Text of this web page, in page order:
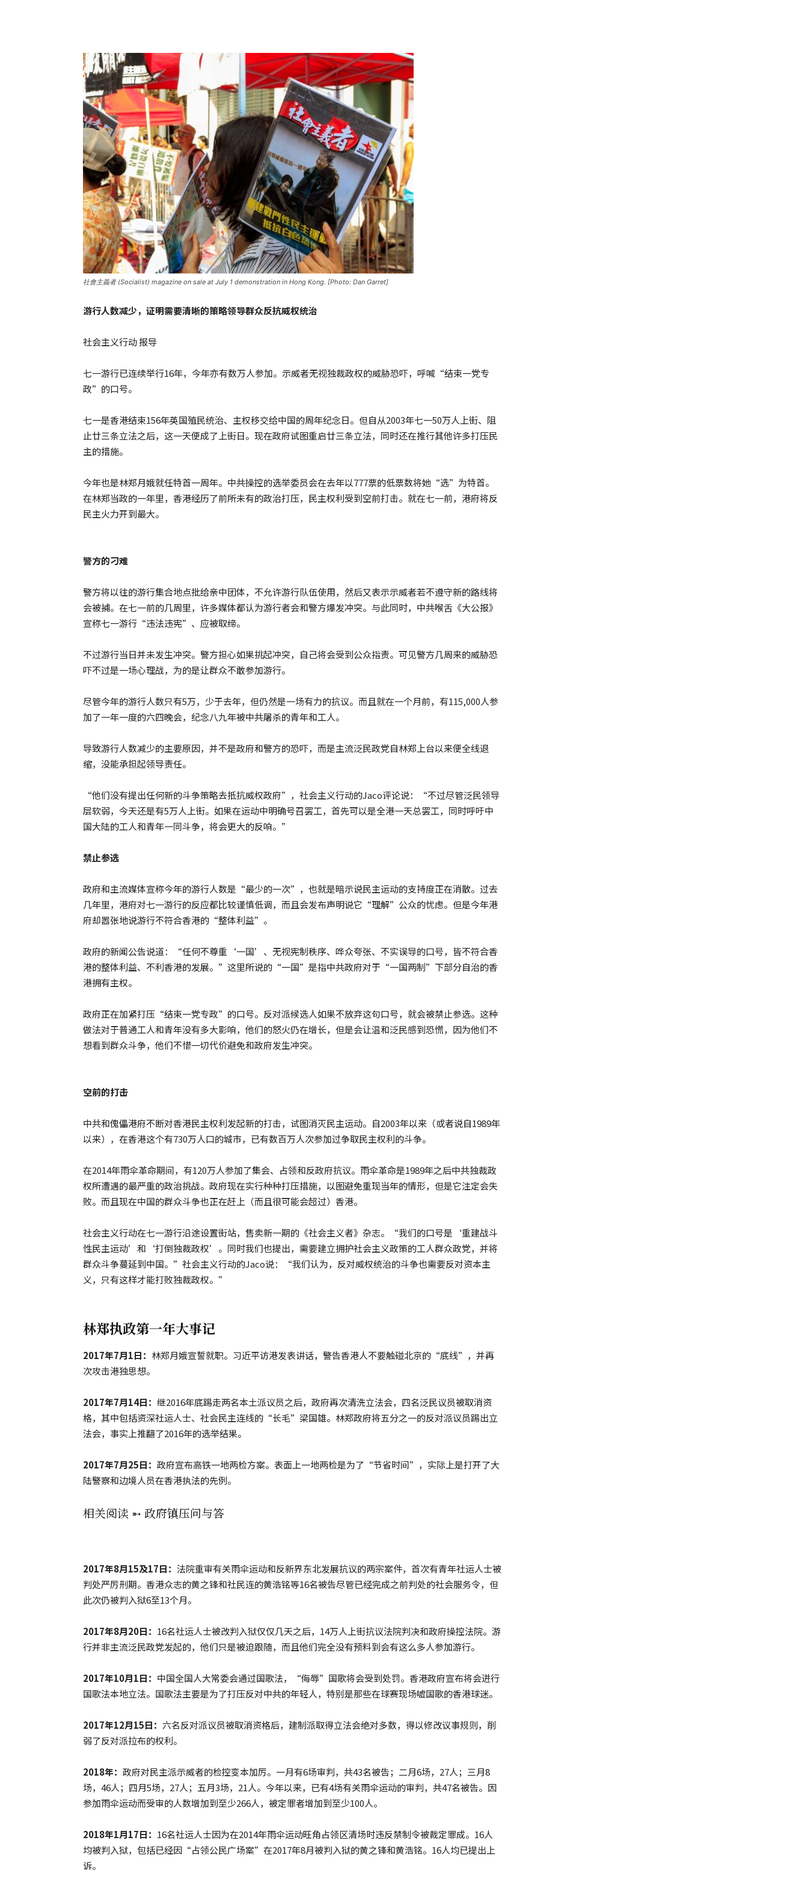
社會主義者 (Socialist) magazine on sale at July 1 demonstration in Hong Kong. [Photo: Dan Garret]
游行人数减少，证明需要清晰的策略领导群众反抗威权统治
社会主义行动 报导
七一游行已连续举行16年，今年亦有数万人参加。示威者无视独裁政权的威胁恐吓，呼喊“结束一党专
政”的口号。
七一是香港结束156年英国殖民统治、主权移交给中国的周年纪念日。但自从2003年七一50万人上街、阻
止廿三条立法之后，这一天便成了上街日。现在政府试图重启廿三条立法，同时还在推行其他许多打压民
主的措施。
今年也是林郑月娥就任特首一周年。中共操控的选举委员会在去年以777票的低票数将她“选”为特首。
在林郑当政的一年里，香港经历了前所未有的政治打压，民主权利受到空前打击。就在七一前，港府将反
民主火力开到最大。
警方的刁难
警方将以往的游行集合地点批给亲中团体，不允许游行队伍使用，然后又表示示威者若不遵守新的路线将
会被捕。在七一前的几周里，许多媒体都认为游行者会和警方爆发冲突。与此同时，中共喉舌《大公报》
宣称七一游行“违法违宪”、应被取缔。
不过游行当日并未发生冲突。警方担心如果挑起冲突，自己将会受到公众指责。可见警方几周来的威胁恐
吓不过是一场心理战，为的是让群众不敢参加游行。
尽管今年的游行人数只有5万，少于去年，但仍然是一场有力的抗议。而且就在一个月前，有115,000人参
加了一年一度的六四晚会，纪念八九年被中共屠杀的青年和工人。
导致游行人数减少的主要原因，并不是政府和警方的恐吓，而是主流泛民政党自林郑上台以来便全线退
缩，没能承担起领导责任。
“他们没有提出任何新的斗争策略去抵抗威权政府”，社会主义行动的Jaco评论说：“不过尽管泛民领导
层软弱，今天还是有5万人上街。如果在运动中明确号召罢工，首先可以是全港一天总罢工，同时呼吁中
国大陆的工人和青年一同斗争，将会更大的反响。”
禁止参选
政府和主流媒体宣称今年的游行人数是“最少的一次”，也就是暗示说民主运动的支持度正在消散。过去
几年里，港府对七一游行的反应都比较谨慎低调，而且会发布声明说它“理解”公众的忧虑。但是今年港
府却嚣张地说游行不符合香港的“整体利益”。
政府的新闻公告说道：“任何不尊重‘一国’、无视宪制秩序、哗众夸张、不实误导的口号，皆不符合香
港的整体利益、不利香港的发展。”这里所说的“一国”是指中共政府对于“一国两制”下部分自治的香
港拥有主权。
政府正在加紧打压“结束一党专政”的口号。反对派候选人如果不放弃这句口号，就会被禁止参选。这种
做法对于普通工人和青年没有多大影响，他们的怒火仍在增长，但是会让温和泛民感到恐慌，因为他们不
想看到群众斗争，他们不惜一切代价避免和政府发生冲突。
空前的打击
中共和傀儡港府不断对香港民主权利发起新的打击，试图消灭民主运动。自2003年以来（或者说自1989年
以来），在香港这个有730万人口的城市，已有数百万人次参加过争取民主权利的斗争。
在2014年雨伞革命期间，有120万人参加了集会、占领和反政府抗议。雨伞革命是1989年之后中共独裁政
权所遭遇的最严重的政治挑战。政府现在实行种种打压措施，以图避免重现当年的情形，但是它注定会失
败。而且现在中国的群众斗争也正在赶上（而且很可能会超过）香港。
社会主义行动在七一游行沿途设置街站，售卖新一期的《社会主义者》杂志。“我们的口号是‘重建战斗
性民主运动’和‘打倒独裁政权’。同时我们也提出，需要建立拥护社会主义政策的工人群众政党，并将
群众斗争蔓延到中国。”社会主义行动的Jaco说：“我们认为，反对威权统治的斗争也需要反对资本主
义，只有这样才能打败独裁政权。”
林郑执政第一年大事记
2017年7月1日： 林郑月娥宣誓就职。习近平访港发表讲话，警告香港人不要触碰北京的“底线”，并再
次攻击港独思想。
2017年7月14日： 继2016年底踢走两名本土派议员之后，政府再次清洗立法会，四名泛民议员被取消资
格，其中包括资深社运人士、社会民主连线的“长毛”梁国雄。林郑政府将五分之一的反对派议员踢出立
法会，事实上推翻了2016年的选举结果。
2017年7月25日： 政府宣布高铁一地两检方案。表面上一地两检是为了“节省时间”，实际上是打开了大
陆警察和边境人员在香港执法的先例。
相关阅读 ➵ 政府镇压问与答
2017年8月15及17日： 法院重审有关雨伞运动和反新界东北发展抗议的两宗案件，首次有青年社运人士被
判处严厉刑期。香港众志的黄之锋和社民连的黄浩铭等16名被告尽管已经完成之前判处的社会服务令，但
此次仍被判入狱6至13个月。
2017年8月20日： 16名社运人士被改判入狱仅仅几天之后，14万人上街抗议法院判决和政府操控法院。游
行并非主流泛民政党发起的，他们只是被迫跟随，而且他们完全没有预料到会有这么多人参加游行。
2017年10月1日： 中国全国人大常委会通过国歌法，“侮辱”国歌将会受到处罚。香港政府宣布将会进行
国歌法本地立法。国歌法主要是为了打压反对中共的年轻人，特别是那些在球赛现场嘘国歌的香港球迷。
2017年12月15日： 六名反对派议员被取消资格后，建制派取得立法会绝对多数，得以修改议事规则，削
弱了反对派拉布的权利。
2018年： 政府对民主派示威者的检控变本加厉。一月有6场审判，共43名被告；二月6场，27人；三月8
场，46人；四月5场，27人；五月3场，21人。今年以来，已有4场有关雨伞运动的审判，共47名被告。因
参加雨伞运动而受审的人数增加到至少266人，被定罪者增加到至少100人。
2018年1月17日： 16名社运人士因为在2014年雨伞运动旺角占领区清场时违反禁制令被裁定罪成。16人
均被判入狱，包括已经因“占领公民广场案”在2017年8月被判入狱的黄之锋和黄浩铭。16人均已提出上
诉。